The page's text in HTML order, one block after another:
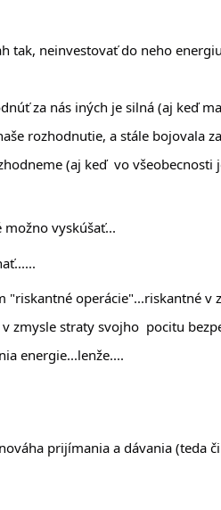
tak, neinvestovať do neho
za nás iných je silná (aj keď
rozhodnutie, a stále bojovala
(aj keď  vo
možno vyskúšať...
operácie"...riskantné v
straty svojho  pocitu
energie...lenže....
prijímania a dávania (teda